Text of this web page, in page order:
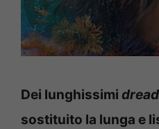
Dei lunghissimi
sostituito la lunga e